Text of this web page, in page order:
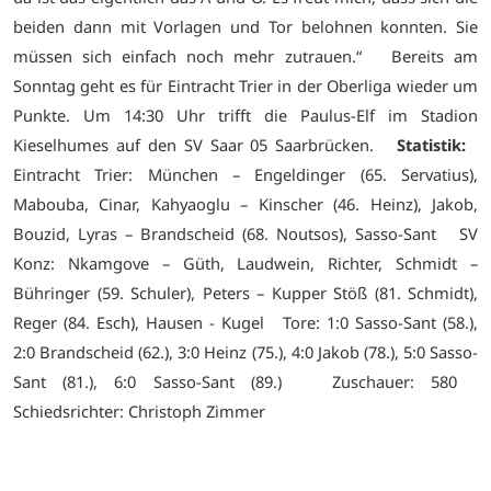
beiden dann mit Vorlagen und Tor belohnen konnten. Sie
müssen sich einfach noch mehr zutrauen.“
Bereits am
Sonntag geht es für Eintracht Trier in der Oberliga wieder um
Punkte. Um 14:30 Uhr trifft die Paulus-Elf im Stadion
Kieselhumes auf den SV Saar 05 Saarbrücken.
Statistik:
Eintracht Trier: München – Engeldinger (65. Servatius),
Mabouba, Cinar, Kahyaoglu – Kinscher (46. Heinz), Jakob,
Bouzid, Lyras – Brandscheid (68. Noutsos), Sasso-Sant
SV
Konz: Nkamgove – Güth, Laudwein, Richter, Schmidt –
Bühringer (59. Schuler), Peters – Kupper Stöß (81. Schmidt),
Reger (84. Esch), Hausen - Kugel
Tore: 1:0 Sasso-Sant (58.),
2:0 Brandscheid (62.), 3:0 Heinz (75.), 4:0 Jakob (78.), 5:0 Sasso-
Sant (81.), 6:0 Sasso-Sant (89.)
Zuschauer: 580
Schiedsrichter: Christoph Zimmer